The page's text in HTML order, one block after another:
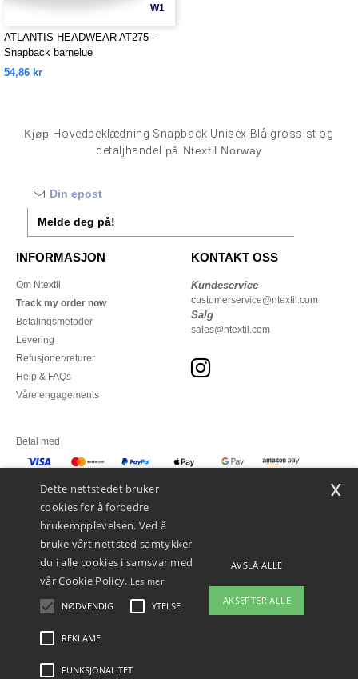
W1
ATLANTIS HEADWEAR AT275 -
Snapback barnelue
54,86 kr
Kjøp Hovedbeklædning Snapback Unisex Blå grossist og
detaljhandel
på Ntextil Norway
Melde deg på!
INFORMASJON
Om Ntextil
Track my order now
Betalingsmetoder
Levering
Refusjoner/returer
Help & FAQs
Våre engagements
KONTAKT OSS
Kundeservice
customerservice@ntextil.com
Salg
sales@ntextil.com
Betal med
Juridiske merknader
Dette nettstedet bruker
cookies for å forbedre
brukeropplevelsen. Ved å
bruke vårt nettsted samtykker
du i alle cookies i samsvar med
vår Cookie Policy. Les mer
NØDVENDIG YTELSE
REKLAME
FUNKSJONALITET
AVSLÅ ALLE
AKSEPTER ALLE
x